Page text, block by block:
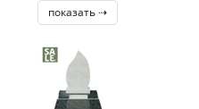
показать ⇢